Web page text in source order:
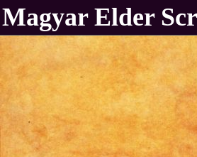
Magyar Elder